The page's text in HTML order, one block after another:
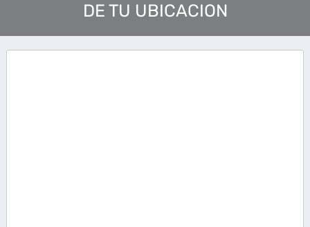
DE TU UBICACION